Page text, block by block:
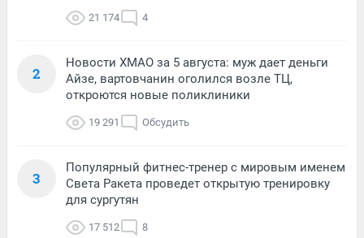
21 174 4
2
Новости ХМАО за 5 августа: муж дает деньги
Айзе, вартовчанин оголился возле ТЦ,
откроются новые поликлиники
19 291 Обсудить
3
Популярный фитнес-тренер с мировым именем
Света Ракета проведет открытую тренировку
для сургутян
17 512 8